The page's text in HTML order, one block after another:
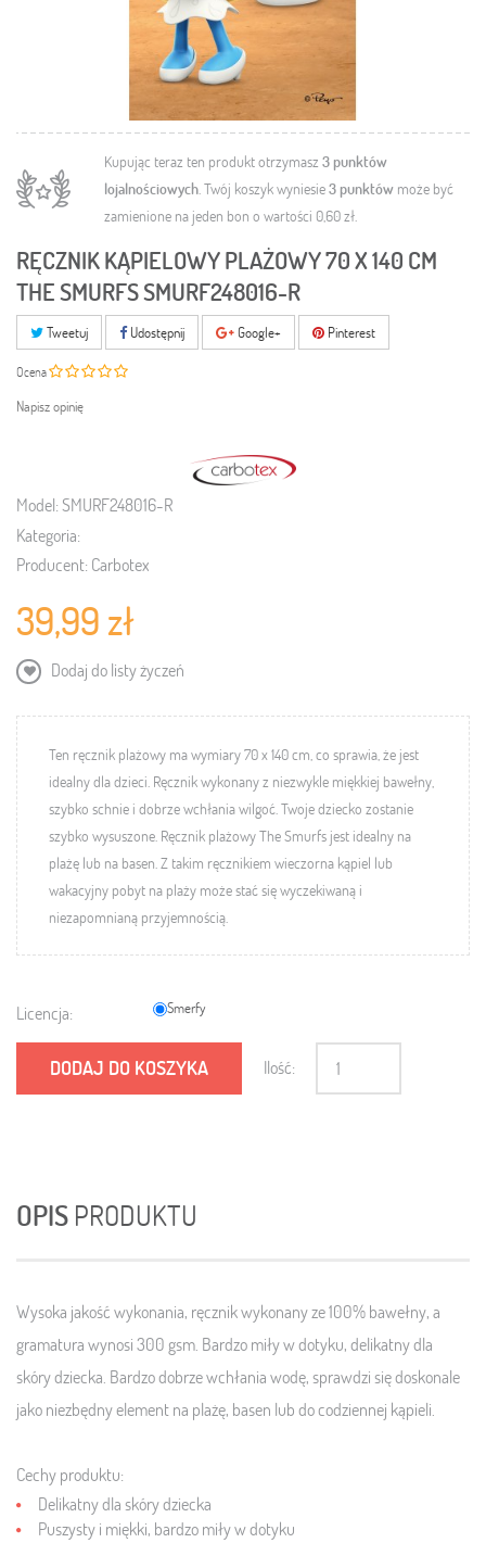
Kupując teraz ten produkt otrzymasz 3punktów
lojalnościowych. Twój koszyk wyniesie3punktów może być
zamienione na jeden bon o wartości 0,60 zł.
RĘCZNIK KĄPIELOWY PLAŻOWY 70 X 140 CM
THE SMURFS SMURF248016-R
Tweetuj Udostępnij Google+ Pinterest
Ocena
Napisz opinię
Model:SMURF248016-R
Kategoria:
Producent: Carbotex
39,99 zł
Dodaj do listy życzeń
Ten ręcznik plażowy ma wymiary 70 x 140 cm, co sprawia, że jest
idealny dla dzieci. Ręcznikwykonany z niezwykle miękkiej bawełny,
szybko schnie i dobrze wchłania wilgoć.Twoje dziecko zostanie
szybko wysuszone. Ręcznik plażowy The Smurfs jest idealny na
plażę lub na basen.Z takim ręcznikiem wieczorna kąpiel lub
wakacyjny pobyt na plaży może stać się wyczekiwaną i
niezapomnianą przyjemnością.
Licencja: Smerfy
DODAJ DO KOSZYKA Ilość:
OPIS PRODUKTU
Wysoka jakość wykonania, ręcznik wykonany ze 100% bawełny, a
gramatura wynosi 300 gsm. Bardzo miły w dotyku, delikatny dla
skóry dziecka. Bardzo dobrze wchłania wodę, sprawdzi się doskonale
jako niezbędny element na plażę, basen lub do codziennej kąpieli.
Cechy produktu:
Delikatny dla skóry dziecka
Puszysty i miękki, bardzo miły w dotyku